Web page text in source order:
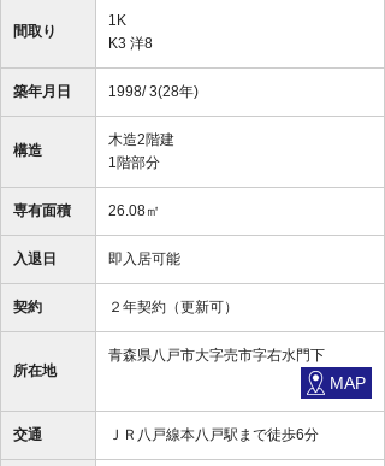
間取り
1K
K3 洋8
築年月日 1998/ 3(28年)
構造
木造2階建
1階部分
専有面積 26.08㎡
入退日 即入居可能
契約 ２年契約（更新可）
所在地
青森県八戸市大字売市字右水門下
MAP
交通 ＪＲ八戸線本八戸駅まで徒歩6分